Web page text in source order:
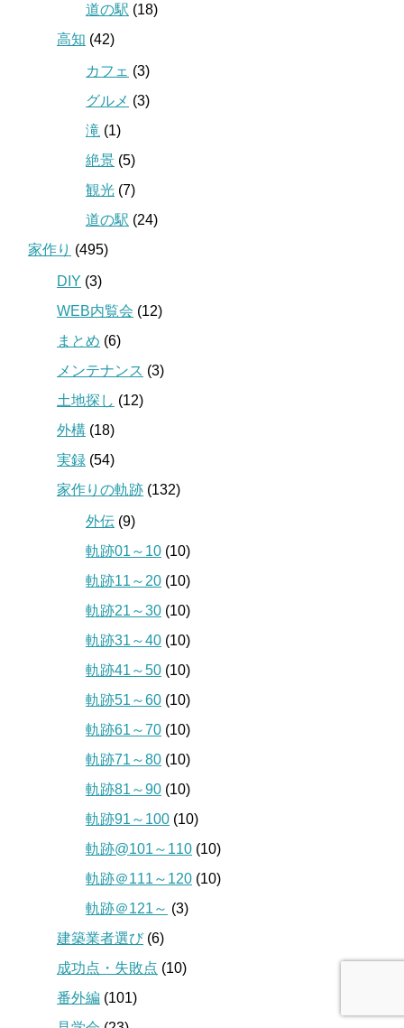
道の駅 (18)
高知 (42)
カフェ (3)
グルメ (3)
滝 (1)
絶景 (5)
観光 (7)
道の駅 (24)
家作り (495)
DIY (3)
WEB内覧会 (12)
まとめ (6)
メンテナンス (3)
土地探し (12)
外構 (18)
実録 (54)
家作りの軌跡 (132)
外伝 (9)
軌跡01～10 (10)
軌跡11～20 (10)
軌跡21～30 (10)
軌跡31～40 (10)
軌跡41～50 (10)
軌跡51～60 (10)
軌跡61～70 (10)
軌跡71～80 (10)
軌跡81～90 (10)
軌跡91～100 (10)
軌跡@101～110 (10)
軌跡＠111～120 (10)
軌跡＠121～ (3)
建築業者選び(6)
成功点・失敗点 (10)
番外編 (101)